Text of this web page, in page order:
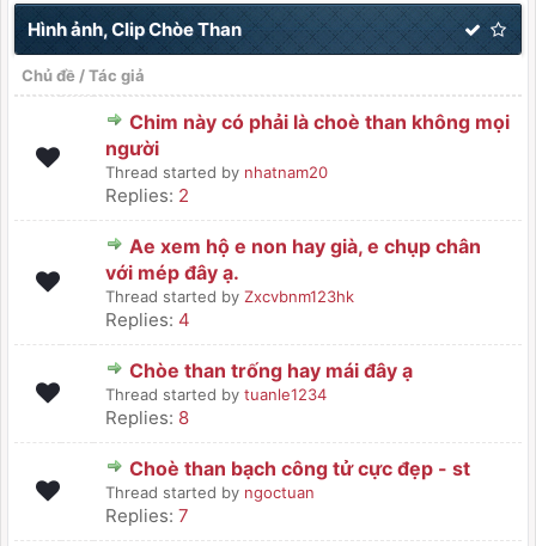
Hình ảnh, Clip Chòe Than
Chủ đề /Tác giả
Chim này có phải là choè than không mọi
người
Thread started by nhatnam20
Replies: 2
Ae xem hộ e non hay già, e chụp chân
với mép đây ạ.
Thread started by Zxcvbnm123hk
Replies: 4
Chòe than trống hay mái đây ạ
Thread started by tuanle1234
Replies: 8
Choè than bạch công tử cực đẹp - st
Thread started by ngoctuan
Replies: 7